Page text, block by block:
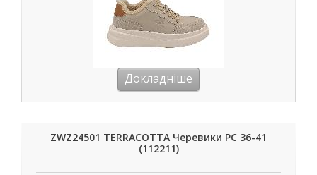
Докладніше
ZWZ24501 TERRACOTTA Черевики РС 36-41
(112211)